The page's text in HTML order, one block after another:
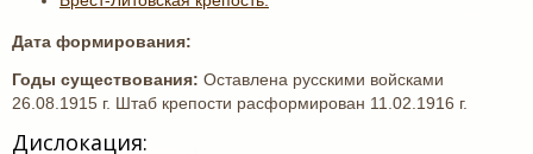
Дата формирования:
Годы существования: Оставлена русскими войсками
26.08.1915 г. Штаб крепости расформирован 11.02.1916 г.
Дислокация: